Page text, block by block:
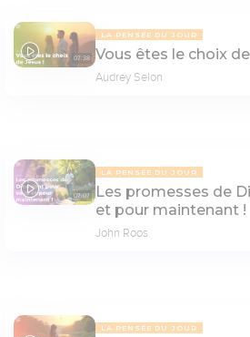
07:38
LA PENSÉE DU JOUR
Vous êtes le choix
Audrey Selon
07:07
LA PENSÉE DU JOUR
Les promesses de
et pour maintenant !
John Roos
LA PENSÉE DU JOUR